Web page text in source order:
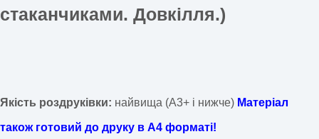
стаканчиками. Довкілля.)
Якість роздруківки: найвища (А3+ і нижче) Матеріал
також готовий до друку в А4 форматі!